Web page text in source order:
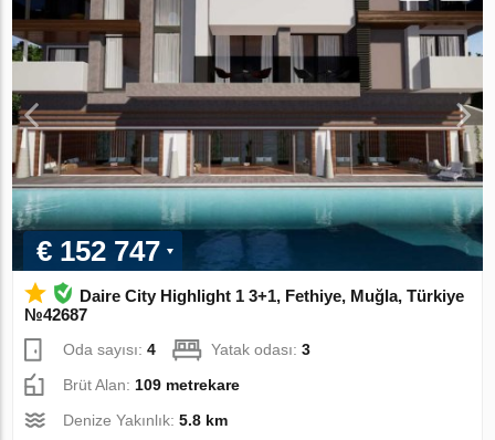
€ 152 747
Daire City Highlight 1 3+1, Fethiye, Muğla, Türkiye
№42687
Oda sayısı:4 Yatak odası:3
Brüt Alan: 109 metrekare
Denize Yakınlık:5.8 km